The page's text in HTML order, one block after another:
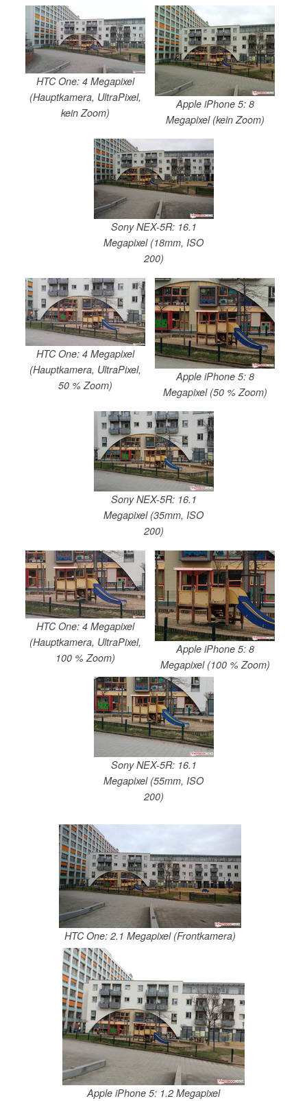
HTC One: 4 Megapixel
(Hauptkamera, UltraPixel,
kein Zoom)
Apple iPhone 5: 8
Megapixel (kein Zoom)
Sony NEX-5R: 16.1
Megapixel (18mm, ISO
200)
HTC One: 4 Megapixel
(Hauptkamera, UltraPixel,
50 % Zoom)
Apple iPhone 5: 8
Megapixel (50 % Zoom)
Sony NEX-5R: 16.1
Megapixel (35mm, ISO
200)
HTC One: 4 Megapixel
(Hauptkamera, UltraPixel,
100 % Zoom)
Apple iPhone 5: 8
Megapixel (100 % Zoom)
Sony NEX-5R: 16.1
Megapixel (55mm, ISO
200)
HTC One: 2.1 Megapixel (Frontkamera)
Apple iPhone 5: 1.2 Megapixel